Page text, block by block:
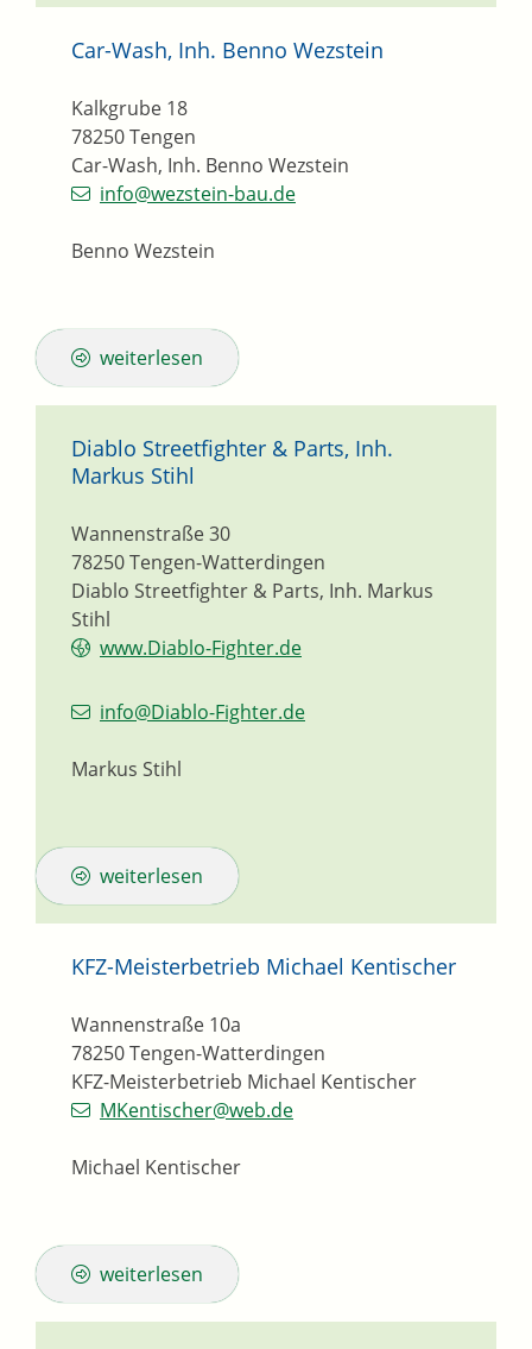
Car-Wash, Inh. Benno Wezstein
Car-Wash, Inh. Benno Wezstein
Kalkgrube 18
78250Tengen
info@wezstein-bau.de
Benno Wezstein
weiterlesen
Diablo Streetfighter & Parts, Inh.
Markus Stihl
Diablo Streetfighter & Parts, Inh. Markus
Stihl
Wannenstraße 30
78250Tengen-Watterdingen
www.Diablo-Fighter.de
info@Diablo-Fighter.de
Markus Stihl
weiterlesen
KFZ-Meisterbetrieb Michael Kentischer
KFZ-Meisterbetrieb Michael Kentischer
Wannenstraße 10a
78250Tengen-Watterdingen
MKentischer@web.de
Michael Kentischer
weiterlesen